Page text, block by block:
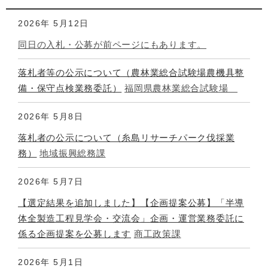
2026年 5月12日
同日の入札・公募が前ページにもあります。
落札者等の公示について（農林業総合試験場農機具整
備・保守点検業務委託）
福岡県農林業総合試験場
2026年 5月8日
落札者の公示について（糸島リサーチパーク伐採業
務）
地域振興総務課
2026年 5月7日
【選定結果を追加しました】【企画提案公募】「半導
体全製造工程見学会・交流会」企画・運営業務委託に
係る企画提案を公募します 商工政策課
2026年 5月1日